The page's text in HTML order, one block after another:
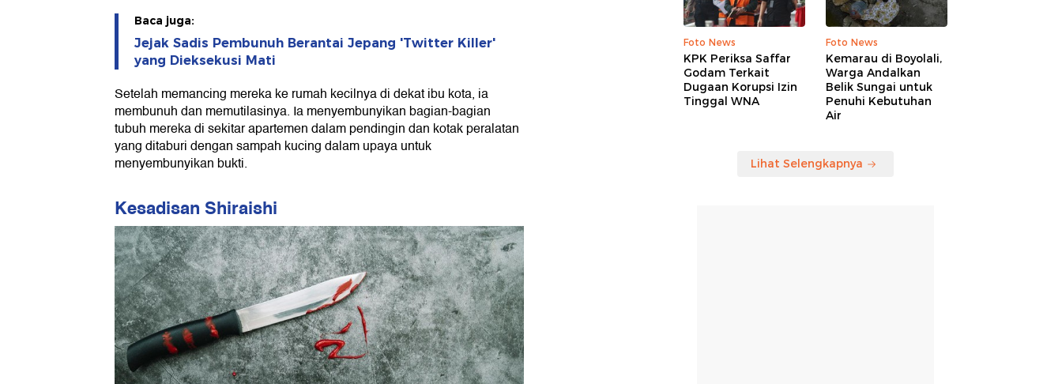
Baca juga:
Jejak Sadis Pembunuh Berantai Jepang 'Twitter Killer'
yang Dieksekusi Mati
Setelah memancing mereka ke rumah kecilnya di dekat ibu kota, ia
membunuh dan memutilasinya. Ia menyembunyikan bagian-bagian
tubuh mereka di sekitar apartemen dalam pendingin dan kotak peralatan
yang ditaburi dengan sampah kucing dalam upaya untuk
menyembunyikan bukti.
Kesadisan Shiraishi
Foto News
KPK Periksa Saffar
Godam Terkait
Dugaan Korupsi Izin
Tinggal WNA
Foto News
Kemarau di Boyolali,
Warga Andalkan
Belik Sungai untuk
Penuhi Kebutuhan
Air
Lihat Selengkapnya